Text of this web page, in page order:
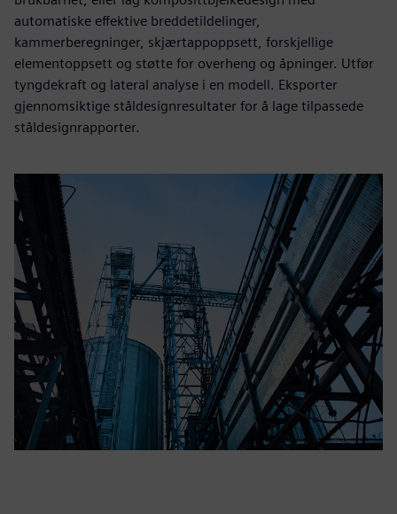
automatiske effektive breddetildelinger,
kammerberegninger, skjærtappoppsett, forskjellige
elementoppsett og støtte for overheng og åpninger. Utfør
tyngdekraft og lateral analyse i en modell. Eksporter
gjennomsiktige ståldesignresultater for å lage tilpassede
ståldesignrapporter.